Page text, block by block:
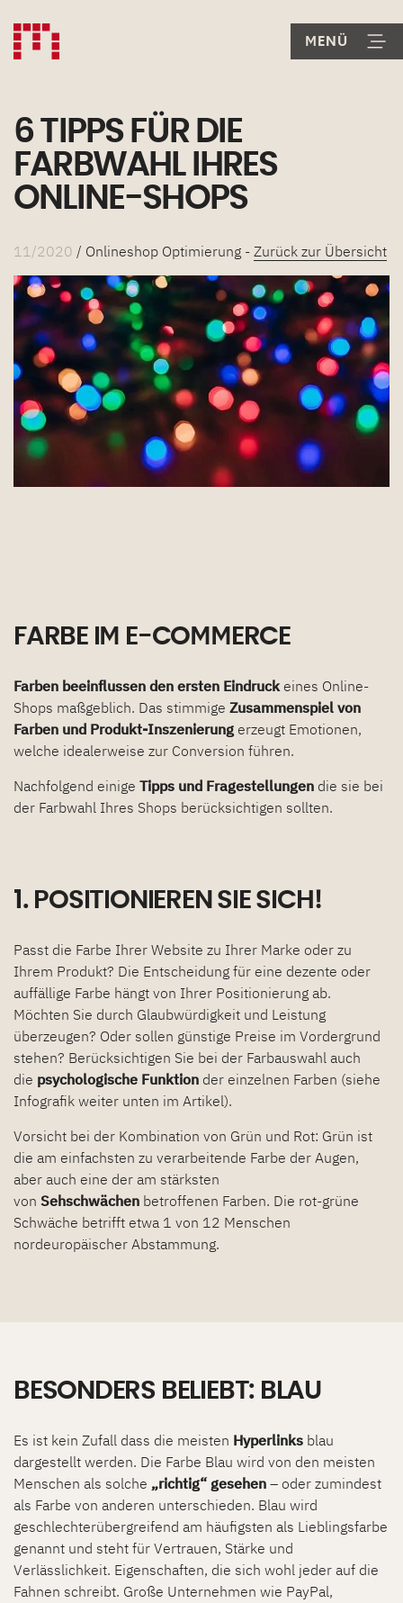
6 TIPPS FÜR DIE
FARBWAHL IHRES
ONLINE-SHOPS
11/2020 / Onlineshop Optimierung - Zurück zur Übersicht
FARBE IM E-COMMERCE
Farben beeinflussen den ersten Eindruckeines Online-
Shops maßgeblich. Das stimmige Zusammenspiel von
Farben und Produkt-Inszenierung erzeugt Emotionen,
welche idealerweise zur Conversion führen.
Nachfolgend einige Tipps und Fragestellungen die sie bei
der Farbwahl Ihres Shops berücksichtigen sollten.
1. POSITIONIEREN SIE SICH!
Passt die Farbe Ihrer Website zu Ihrer Marke oder zu
Ihrem Produkt? Die Entscheidung für eine dezente oder
auffällige Farbe hängt von Ihrer Positionierung ab.
Möchten Sie durch Glaubwürdigkeit und Leistung
überzeugen? Oder sollen günstige Preise im Vordergrund
stehen? Berücksichtigen Sie bei der Farbauswahl auch
die psychologische Funktion der einzelnen Farben (siehe
Infografik weiter unten im Artikel).
Vorsicht bei der Kombination von Grün und Rot: Grün ist
die am einfachsten zu verarbeitende Farbe der Augen,
aber auch eine der am stärksten
von Sehschwächen betroffenen Farben. Die rot-grüne
Schwäche betrifft etwa 1 von 12 Menschen
nordeuropäischer Abstammung.
BESONDERS BELIEBT: BLAU
Es ist kein Zufall dass die meisten Hyperlinks blau
dargestellt werden. Die Farbe Blau wird von den meisten
Menschen als solche „richtig“ gesehen – oder zumindest
als Farbe von anderen unterschieden. Blau wird
geschlechterübergreifend am häufigsten als Lieblingsfarbe
genannt und steht für Vertrauen, Stärke und
Verlässlichkeit. Eigenschaften, die sich wohl jeder auf die
Fahnen schreibt. Große Unternehmen wie PayPal,